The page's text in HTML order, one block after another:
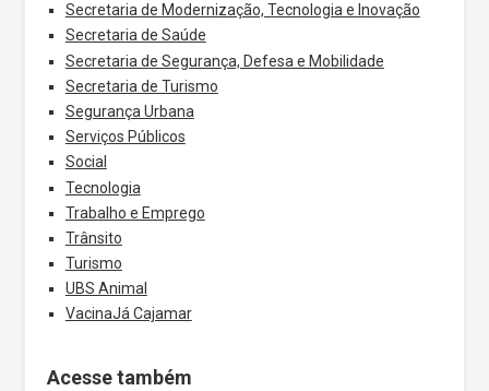
Secretaria de Modernização, Tecnologia e Inovação
Secretaria de Saúde
Secretaria de Segurança, Defesa e Mobilidade
Secretaria de Turismo
Segurança Urbana
Serviços Públicos
Social
Tecnologia
Trabalho e Emprego
Trânsito
Turismo
UBS Animal
VacinaJá Cajamar
Acesse também